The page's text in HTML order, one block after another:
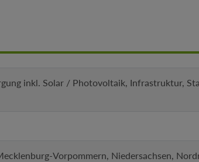
inkl. Solar / Photovoltaik, Infrastruktur,
Vorpommern, Niedersachsen,